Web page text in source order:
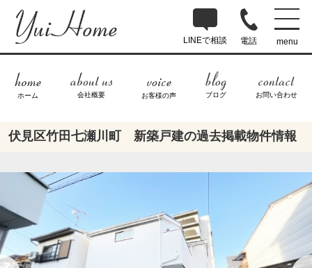
LINEで相談 電話 menu
ホーム 会社概要 お客様の声 ブログ お問い合わせ
伏見区竹田七瀬川町 新築戸建の過去掲載物件情報